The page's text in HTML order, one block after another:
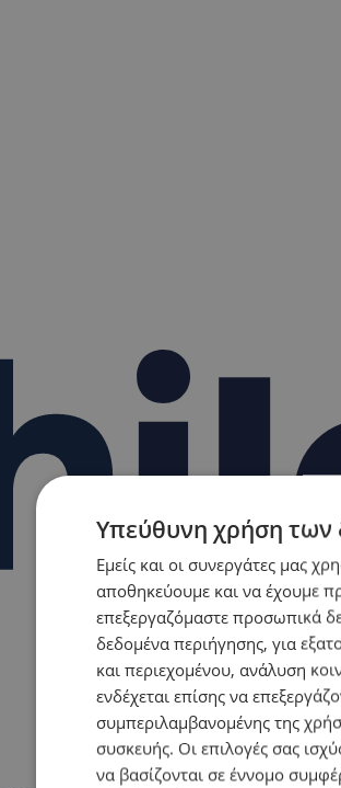
Υπεύθυνη χρήση των
Εμείς και οι συνεργάτες μας
αποθηκεύουμε και να έχουμε
επεξεργαζόμαστε προσωπικά
δεδομένα περιήγησης, για
και περιεχομένου, ανάλυση
ενδέχεται επίσης να
συμπεριλαμβανομένης της
συσκευής. Οι επιλογές σας
να βασίζονται σε έννομο